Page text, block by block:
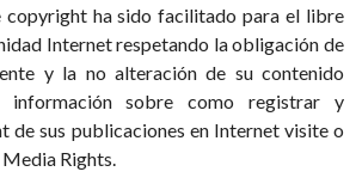
copyright ha sido facilitado para el libre
Internet respetando la obligación de
y la no alteración de su contenido
información sobre como registrar y
de sus publicaciones en Internet visite o
Rights.